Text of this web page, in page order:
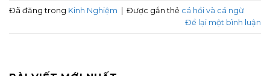
Đã đăng trong Kinh Nghiệm Được gắn thẻ cá hồi và cá ngừ
Để lại một bình luận